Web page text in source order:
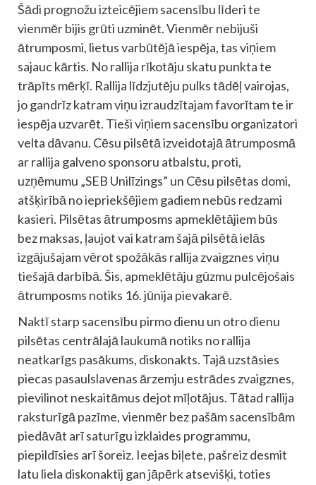
Šādi prognožu izteicējiem sacensību līderi te
vienmēr bijis grūti uzminēt. Vienmēr nebijuši
ātrumposmi, lietus varbūtējā iespēja, tas viņiem
sajauc kārtis. No rallija rīkotāju skatu punkta te
trāpīts mērķī. Rallija līdzjutēju pulks tādēļ vairojas,
jo gandrīz katram viņu izraudzītajam favorītam te ir
iespēja uzvarēt. Tieši viņiem sacensību organizatori
velta dāvanu. Cēsu pilsētā izveidotajā ātrumposmā
ar rallija galveno sponsoru atbalstu, proti,
uzņēmumu „SEB Unilīzings” un Cēsu pilsētas domi,
atšķirībā no iepriekšējiem gadiem nebūs redzami
kasieri. Pilsētas ātrumposms apmeklētājiem būs
bez maksas, ļaujot vai katram šajā pilsētā ielās
izgājušajam vērot spožākās rallija zvaigznes viņu
tiešajā darbībā. Šis, apmeklētāju gūzmu pulcējošais
ātrumposms notiks 16. jūnija pievakarē.
Naktī starp sacensību pirmo dienu un otro dienu
pilsētas centrālajā laukumā notiks no rallija
neatkarīgs pasākums, diskonakts. Tajā uzstāsies
piecas pasaulslavenas ārzemju estrādes zvaigznes,
pievilinot neskaitāmus dejot mīļotājus. Tātad rallija
raksturīgā pazīme, vienmēr bez pašām sacensībām
piedāvāt arī saturīgu izklaides programmu,
piepildīsies arī šoreiz. Ieejas biļete, pašreiz desmit
latu liela diskonaktij gan jāpērk atsevišķi, toties